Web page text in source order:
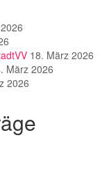
18. März 2026
März 2026
2026